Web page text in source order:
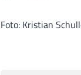
Foto: Kristian